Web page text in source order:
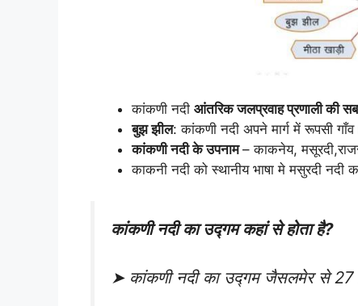
कांकणी नदी आंतरिकजलप्रवाहप्रणालीकी
बुझ झील: कांकणी नदी अपने मार्ग में रूपसी
कांकणी नदी के उपनाम– काकनेय,
काकनी नदी को स्थानीय भाषा मे मसुरदी नदी
कांकणी नदी का उद्गम कहां से होता है?
➤ कांकणी नदी का उद्गम जैसलमेर से 27